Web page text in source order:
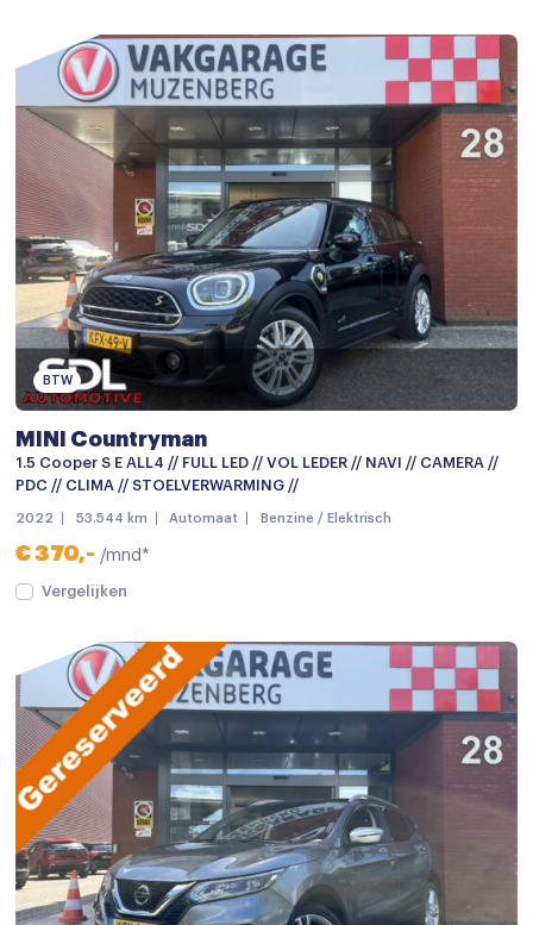
BTW
MINI Countryman
1.5 Cooper S E ALL4 // FULL LED // VOL LEDER // NAVI // CAMERA //
PDC // CLIMA // STOELVERWARMING //
2022 53.544 km Automaat Benzine / Elektrisch
€ 370,- /mnd*
Vergelijken